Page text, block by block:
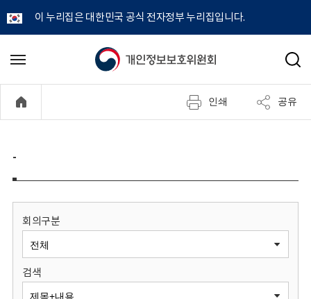
이 누리집은 대한민국 공식 전자정부 누리집입니다.
개
정
보
원
메
기
검
인쇄 공유
-
회의구분
검색